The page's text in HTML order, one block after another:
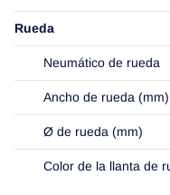
Rueda
Neumático de rueda
Ancho de rueda (mm)
Ø de rueda (mm)
Color de la llanta de